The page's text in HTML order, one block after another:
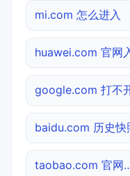
mi.com 怎么进入
google.com 打不
baidu.com 历史快